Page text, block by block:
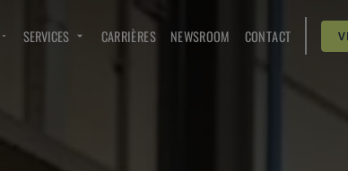
SERVICES CARRIÈRES NEWSROOM CONTACT